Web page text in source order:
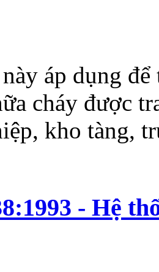
áp dụng
cháy được
kho tàng,
- Hệ